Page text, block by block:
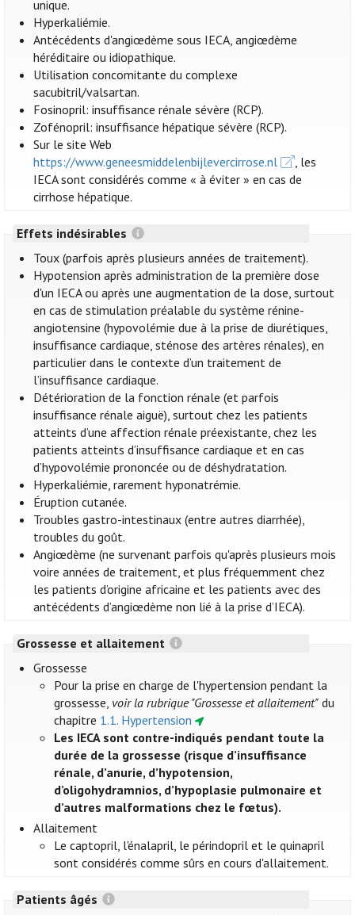
unique.
Hyperkaliémie.
Antécédents d'angiœdème sous IECA, angiœdème
héréditaire ou idiopathique.
Utilisation concomitante du complexe
sacubitril/valsartan.
Fosinopril: insuffisance rénale sévère (RCP).
Zofénopril: insuffisance hépatique sévère (RCP).
Sur le site Web
https://www.geneesmiddelenbijlevercirrose.nl
, les
IECA sont considérés comme « à éviter » en cas de
cirrhose hépatique.
Effets indésirables
Toux (parfois après plusieurs années de traitement).
Hypotension après administration de la première dose
d'un IECA ou après une augmentation de la dose, surtout
en cas de stimulation préalable du système rénine-
angiotensine (hypovolémie due à la prise de diurétiques,
insuffisance cardiaque, sténose des artères rénales), en
particulier dans le contexte d’un traitement de
l’insuffisance cardiaque.
Détérioration de la fonction rénale (et parfois
insuffisance rénale aiguë), surtout chez les patients
atteints d’une affection rénale préexistante, chez les
patients atteints d’insuffisance cardiaque et en cas
d’hypovolémie prononcée ou de déshydratation.
Hyperkaliémie, rarement hyponatrémie.
Éruption cutanée.
Troubles gastro-intestinaux (entre autres diarrhée),
troubles du goût.
Angiœdème (ne survenant parfois qu'après plusieurs mois
voire années de traitement, et plus fréquemment chez
les patients d’origine africaine et les patients avec des
antécédents d’angiœdème non lié à la prise d’IECA).
Grossesse et allaitement
Grossesse
Pour la prise en charge de l'hypertension pendant la
grossesse, voir la rubrique "Grossesse et allaitement" du
chapitre 1.1. Hypertension
Les IECA sont contre-indiqués pendant toute la
durée de la grossesse (risque d’insuffisance
rénale, d’anurie, d’hypotension,
d’oligohydramnios, d’hypoplasie pulmonaire et
d’autres malformations chez le fœtus).
Allaitement
Le captopril, l'énalapril, le périndopril et le quinapril
sont considérés comme sûrs en cours d'allaitement.
Patients âgés